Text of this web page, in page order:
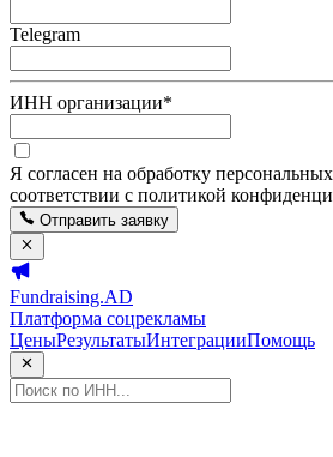
Telegram
ИНН организации*
Я согласен на обработку
соответствии с политикой
Отправить заявку
Fundraising.AD
Платформа соцрекламы
ЦеныРезультатыИнтеграцииПомощь